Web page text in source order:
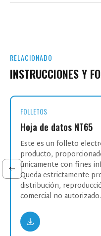
RELACIONADO
INSTRUCCIONES Y
NT65
electrónico del
fines informativos.
prohibida su
o uso
autorizado.